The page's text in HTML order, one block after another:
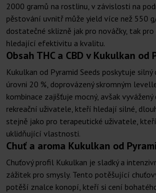
2000 gramů na rostlinu, v závislosti na
pěstování uvnitř může yield více než 550
dostatečné sklizně jak pro nováčky, tak
hledající efektivitu a kvalitu.
Obsah THC a CBD v Kukulkan od
Kukulkan od Pyramid Seeds poskytuje silný
úrovni 20 %, doprovázený skromným
kombinace zajišťuje mocný, avšak
rekreační uživatele, kteří hledají silné,
stejně jako pro terapeutické uživatele,
uklidňující vlastnosti.
Chuť a aroma Kukulkan od
Chuťový profil Kukulkan je sladký a
zážitek pro smysly. Tento potěšující
potěší znalce konopí, kteří si cení